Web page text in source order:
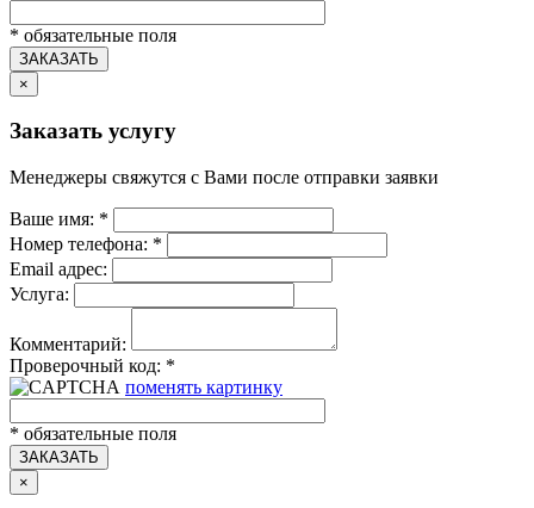
* обязательные поля
ЗАКАЗАТЬ
×
Заказать услугу
Менеджеры свяжутся с Вами после отправки заявки
Ваше имя: *
Номер телефона: *
Email адрес:
Услуга:
Комментарий:
Проверочный код: *
поменять картинку
* обязательные поля
ЗАКАЗАТЬ
×